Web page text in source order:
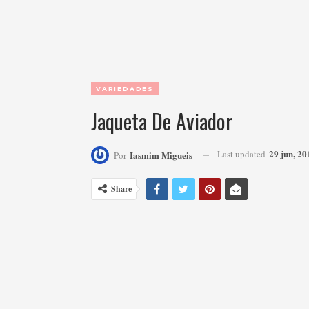
VARIEDADES
Jaqueta De Aviador
Por Iasmim Migueis Last updated 29 jun,
Share